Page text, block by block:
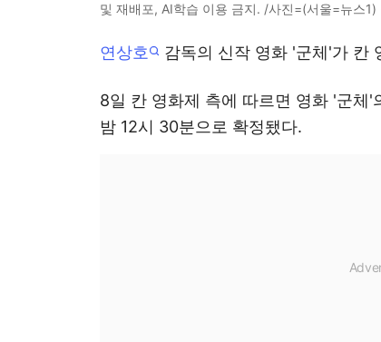
및 재배포, AI학습 이용 금지. /사진=(서울=뉴스1)
연상호 감독의 신작 영화 '군체'가 칸
8일 칸 영화제 측에 따르면 영화 '군체'
밤 12시 30분으로 확정됐다.